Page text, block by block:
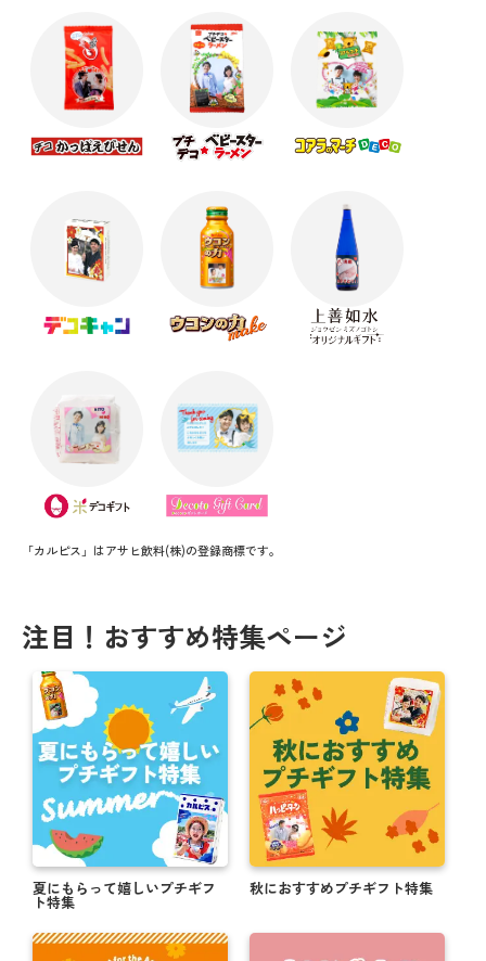
「カルピス」はアサヒ飲料(株)の登録商標です。
注目！おすすめ特集ページ
夏にもらって嬉しいプチギフ
ト特集
秋におすすめプチギフト特集